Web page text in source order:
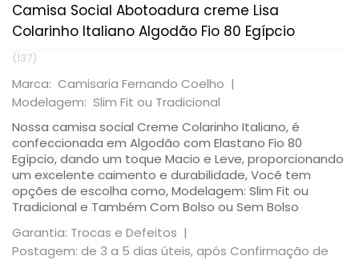
Camisa Social Abotoadura creme Lisa
Colarinho Italiano Algodão Fio 80 Egípcio
(137)
Marca: Camisaria Fernando Coelho |
Modelagem: Slim Fit ou Tradicional
Nossa camisa social Creme Colarinho Italiano, é
confeccionada em Algodão com Elastano Fio 80
Egípcio, dando um toque Macio e Leve, proporcionando
um excelente caimento e durabilidade, Você tem
opções de escolha como, Modelagem: Slim Fit ou
Tradicional e Também Com Bolso ou Sem Bolso
Garantia: Trocas e Defeitos |
Postagem: de 3 a 5 dias úteis, após Confirmação de